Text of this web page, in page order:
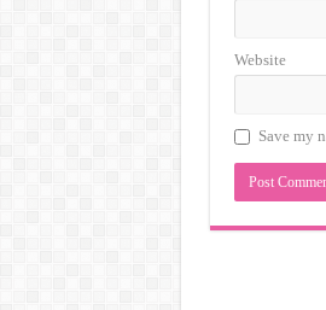
Website
Save my